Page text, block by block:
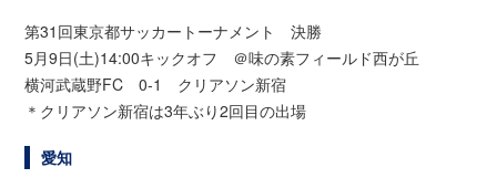
第31回東京都サッカートーナメント 決勝
5月9日(土)14:00キックオフ ＠味の素フィールド西が丘
横河武蔵野FC 0-1 クリアソン新宿
＊クリアソン新宿は3年ぶり2回目の出場
愛知